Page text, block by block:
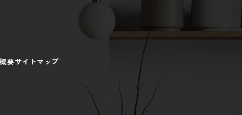
要サイトマップ